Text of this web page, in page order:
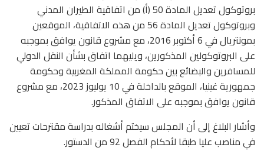
بروتوكول تعديل المادة 50 (أ) من اتفاقية الطيران المدني
وبروتوكول تعديل المادة 56 من هذه الاتفاقية، الموقعين
بمونتريال في 6 أكتوبر 2016، مع مشروع قانون يوافق بموجبه
على البروتوكولين المذكورين، ويليهما اتفاق بشأن النقل الدولي
للمسافرين والبضائع بين حكومة المملكة المغربية وحكومة
جمهورية غينيا، الموقع بالداخلة في 10 يوليوز 2023، مع مشروع
قانون يوافق بموجبه على الاتفاق المذكور.
وأشار البلاغ إلى أن المجلس سيختم أشغاله بدراسة مقترحات تعيين
في مناصب عليا طبقا لأحكام الفصل 92 من الدستور.